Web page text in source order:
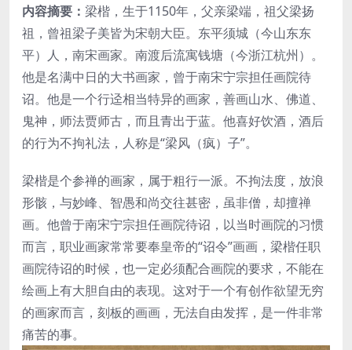
内容摘要： 梁楷，生于1150年，父亲梁端，祖父梁扬
祖，曾祖梁子美皆为宋朝大臣。东平须城（今山东东
平）人，南宋画家。南渡后流寓钱塘（今浙江杭州）。
他是名满中日的大书画家，曾于南宋宁宗担任画院待
诏。他是一个行迳相当特异的画家，善画山水、佛道、
鬼神，师法贾师古，而且青出于蓝。他喜好饮酒，酒后
的行为不拘礼法，人称是“梁风（疯）子”。
梁楷是个参禅的画家，属于粗行一派。不拘法度，放浪
形骸，与妙峰、智愚和尚交往甚密，虽非僧，却擅禅
画。他曾于南宋宁宗担任画院待诏，以当时画院的习惯
而言，职业画家常常要奉皇帝的“诏令”画画，梁楷任职
画院待诏的时候，也一定必须配合画院的要求，不能在
绘画上有大胆自由的表现。这对于一个有创作欲望无穷
的画家而言，刻板的画画，无法自由发挥，是一件非常
痛苦的事。